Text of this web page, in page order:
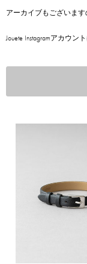
アーカイブもございます
Jouete Instagramアカウン